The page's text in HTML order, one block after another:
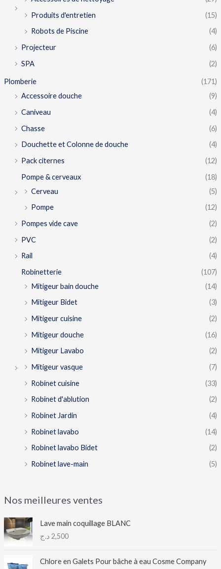
Produits d'entretien
(15)
Robots de Piscine
(4)
Projecteur
(6)
SPA
(2)
Plomberie
(171)
Accessoire douche
(9)
Caniveau
(4)
Chasse
(6)
Douchette et Colonne de douche
(4)
Pack citernes
(12)
Pompe & cerveaux
(18)
Cerveau
(5)
Pompe
(12)
Pompes vide cave
(2)
PVC
(2)
Rail
(4)
Robinetterie
(107)
Mitigeur bain douche
(14)
Mitigeur Bidet
(3)
Mitigeur cuisine
(2)
Mitigeur douche
(16)
Mitigeur Lavabo
(2)
Mitigeur vasque
(7)
Robinet cuisine
(33)
Robinet d'ablution
(2)
Robinet Jardin
(4)
Robinet lavabo
(14)
Robinet lavabo Bidet
(2)
Robinet lave-main
(5)
Nos meilleures ventes
Lave main coquillage BLANC
2,500 د.ج
Chlore en Galets Pour bâche à eau Cosme Company